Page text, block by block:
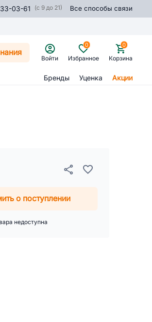
03-61 (с 9 до 21) Все способы связи
Войти Избранное
0
Корзина
0
Бренды Уценка Акции
о поступлении
недоступна